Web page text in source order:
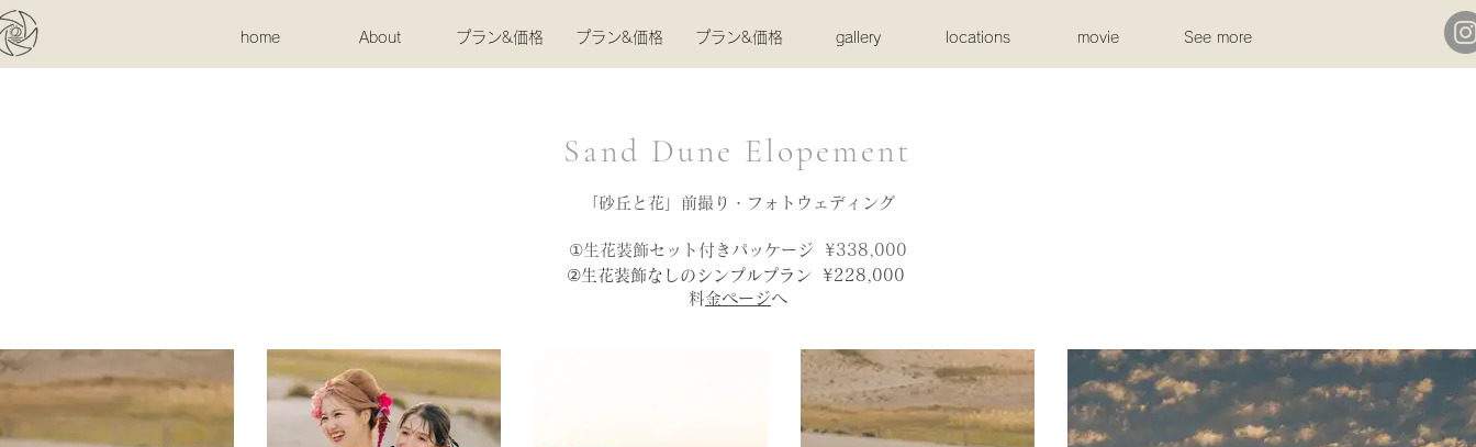
home About プラン&価格 プラン&価格 プラン&価格 gallery locations movie See more
Sand Dune Elopement
「砂丘と花」前撮り・フォトウェディング
①生花装飾セット付きパッケージ ¥338,000​
②生花装飾なしのシンプルプラン ¥228,000
​料金ページへ